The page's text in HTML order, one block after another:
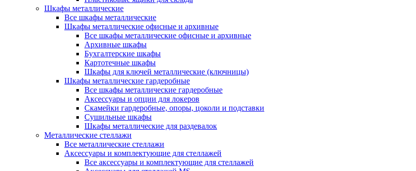
Шкафы металлические
Все шкафы металлические
Шкафы металлические офисные и архивные
Все шкафы металлические офисные и архивные
Архивные шкафы
Бухгалтерские шкафы
Картотечные шкафы
Шкафы для ключей металлические (ключницы)
Шкафы металлические гардеробные
Все шкафы металлические гардеробные
Аксессуары и опции для локеров
Скамейки гардеробные, опоры, цоколи и подставки
Сушильные шкафы
Шкафы металлические для раздевалок
Металлические стеллажи
Все металлические стеллажи
Аксессуары и комплектующие для стеллажей
Все аксессуары и комплектующие для стеллажей